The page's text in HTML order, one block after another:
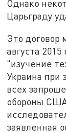
Однако
Царьграду
Это договор
августа
"изучение
Украина при
всех
обороны
заявленная